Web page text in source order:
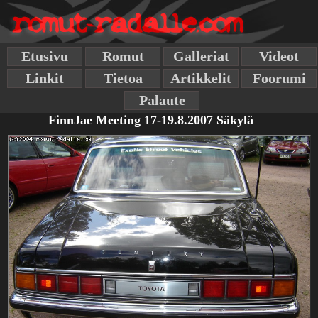
Etusivu Romut Galleriat
Videot
Linkit
Tietoa Artikkelit
Foorumi
Palaute
FinnJae Meeting 17-19.8.2007 Säkylä